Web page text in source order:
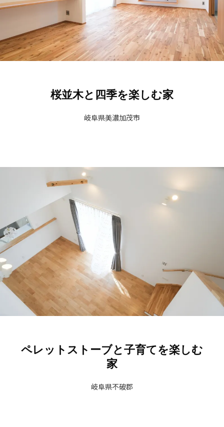
桜並木と四季を楽しむ家
岐阜県美濃加茂市
ペレットストーブと子育てを楽しむ
家​
岐阜県不破郡